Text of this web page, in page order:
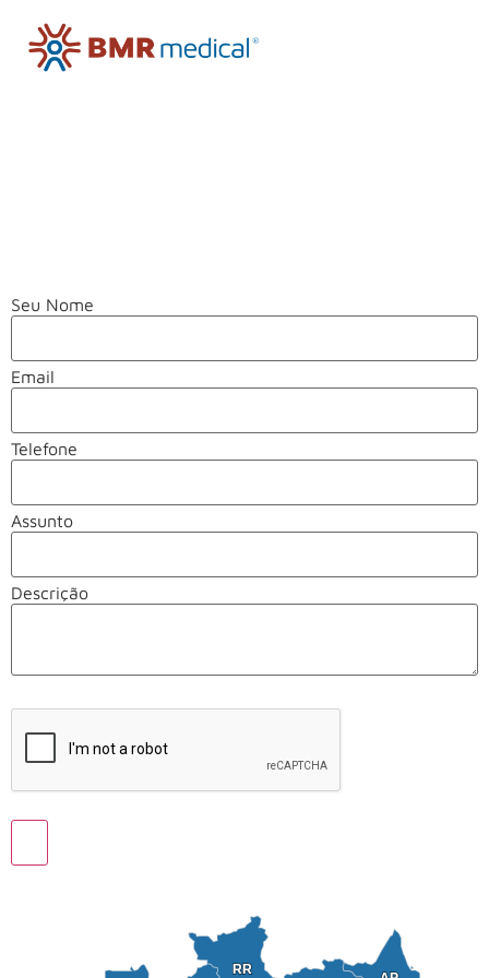
FALE CONOSCO
Seu Nome
Email
Telefone
Assunto
Descrição
RR
RR